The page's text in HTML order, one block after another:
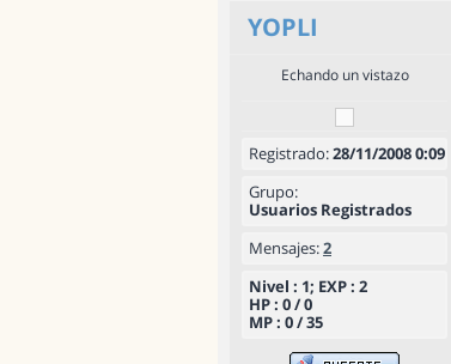
YOPLI
Echando un vistazo
Registrado:28/11/2008 0:09
Grupo:
Usuarios Registrados
Mensajes:2
Nivel : 1; EXP : 2
HP : 0 / 0
MP : 0 / 35